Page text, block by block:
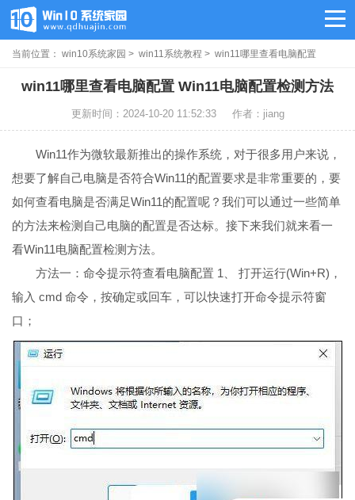
当前位置： win10系统家园 > win11系统教程 > win11哪里查看电脑配置
win11哪里查看电脑配置 Win11电脑配置检测方法
更新时间：2024-10-20 11:52:33 作者：jiang
Win11作为微软最新推出的操作系统，对于很多用户来说，
想要了解自己电脑是否符合Win11的配置要求是非常重要的，要
如何查看电脑是否满足Win11的配置呢？我们可以通过一些简单
的方法来检测自己电脑的配置是否达标。接下来我们就来看一
看Win11电脑配置检测方法。
方法一：命令提示符查看电脑配置 1、 打开运行(Win+R)，
输入 cmd 命令，按确定或回车，可以快速打开命令提示符窗
口；